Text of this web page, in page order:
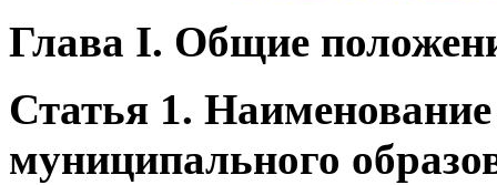
Глава I. Общие
Статья 1. Наименование
муниципального